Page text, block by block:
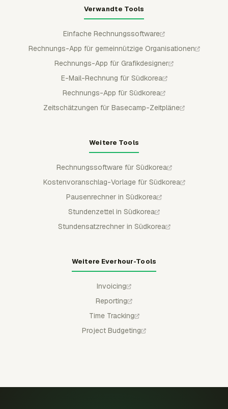
Verwandte Tools
Einfache Rechnungssoftware
Rechnungs-App für gemeinnützige Organisationen
Rechnungs-App für Grafikdesigner
E-Mail-Rechnung für Südkorea
Rechnungs-App für Südkorea
Zeitschätzungen für Basecamp-Zeitpläne
Weitere Tools
Rechnungssoftware für Südkorea
Kostenvoranschlag-Vorlage für Südkorea
Pausenrechner in Südkorea
Stundenzettel in Südkorea
Stundensatzrechner in Südkorea
Weitere Everhour-Tools
Invoicing
Reporting
Time Tracking
Project Budgeting